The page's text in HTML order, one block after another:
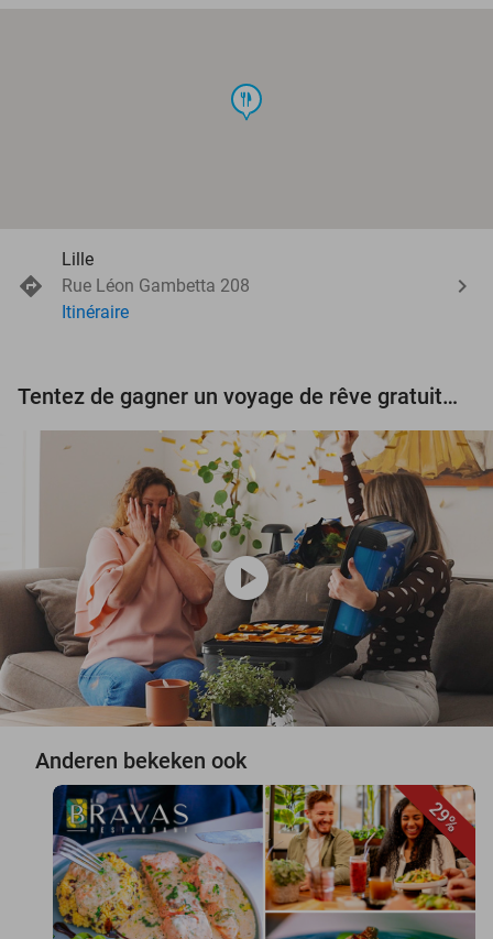
food
Lille
Rue Léon Gambetta 208
Itinéraire
Tentez de gagner un voyage de rêve gratuit d'une valeur de 3.000 € !
play_circle
Anderen bekeken ook
29%